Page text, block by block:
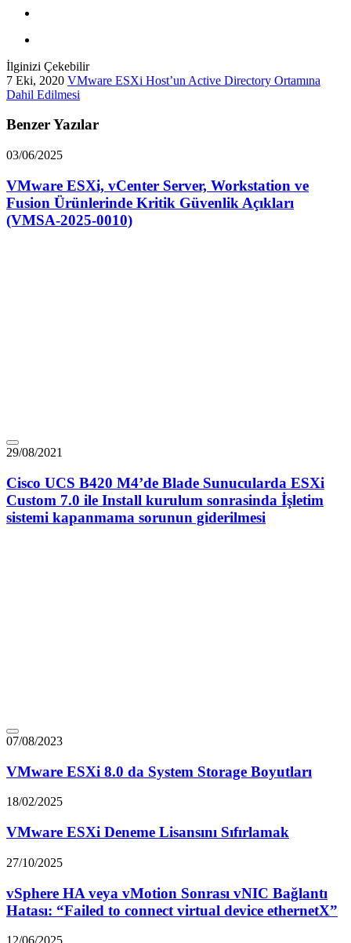
İlginizi Çekebilir
7 Eki, 2020 VMware ESXi Host’un Active Directory Ortamına
Dahil Edilmesi
Benzer Yazılar
03/06/2025
VMware ESXi, vCenter Server, Workstation ve
Fusion Ürünlerinde Kritik Güvenlik Açıkları
(VMSA-2025-0010)
29/08/2021
Cisco UCS B420 M4’de Blade Sunucularda ESXi
Custom 7.0 ile Install kurulum sonrasinda İşletim
sistemi kapanmama sorunun giderilmesi
07/08/2023
VMware ESXi 8.0 da System Storage Boyutları
18/02/2025
VMware ESXi Deneme Lisansını Sıfırlamak
27/10/2025
vSphere HA veya vMotion Sonrası vNIC Bağlantı
Hatası: “Failed to connect virtual device ethernetX”